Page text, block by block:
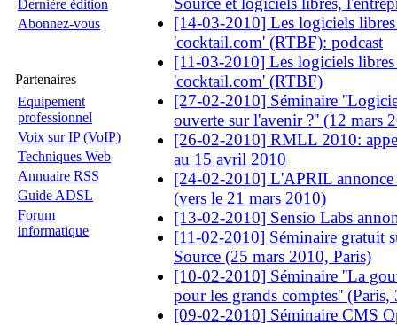
Dernière édition
Abonnez-vous
Partenaires
Equipement
professionnel
Voix sur IP (VoIP)
Techniques Web
Annuaire RSS
Guide ADSL
Forum
informatique
[14-03-2010] Les logiciels
'cocktail.com' (RTBF): podcast
[11-03-2010] Les logiciels
'cocktail.com' (RTBF)
[27-02-2010] Séminaire
ouverte sur l'avenir ?'' (12 mars
[26-02-2010] RMLL 2010:
au 15 avril 2010
[24-02-2010] L'APRIL annonce
(vers le 21 mars 2010)
[13-02-2010] Sensio Labs
[11-02-2010] Séminaire gratuit
Source (25 mars 2010, Paris)
[10-02-2010] Séminaire ''La
pour les grands comptes''
[09-02-2010] Séminaire CMS